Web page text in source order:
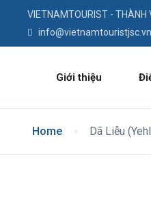
VIETNAMTOURIST - THÀNH
info@vietnamtouristjsc.vn
Giới thiệu
Home Dã Liễu